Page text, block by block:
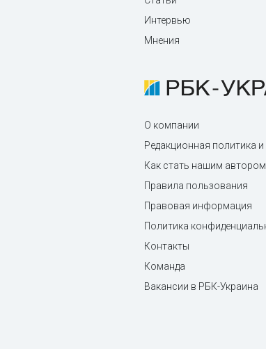
Интервью
Мнения
О компании
Редакционная политика и
Как стать нашим автором
Правила пользования
Правовая информация
Политика
Контакты
Команда
Вакансии в РБК-Украина